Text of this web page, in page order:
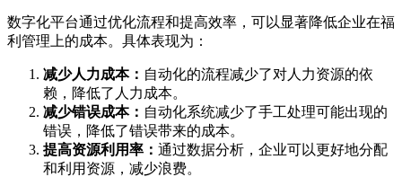
数字化平台通过优化流程和提高效率，可以显著降低企业在福
利管理上的成本。具体表现为：
减少人力成本： 自动化的流程减少了对人力资源的依
赖，降低了人力成本。
减少错误成本： 自动化系统减少了手工处理可能出现的
错误，降低了错误带来的成本。
提高资源利用率： 通过数据分析，企业可以更好地分配
和利用资源，减少浪费。